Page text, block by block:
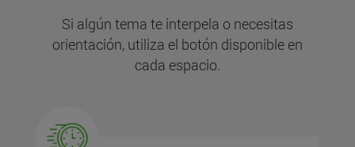
Si algún tema te interpela o necesitas
orientación, utiliza el botón disponible en
cada espacio.